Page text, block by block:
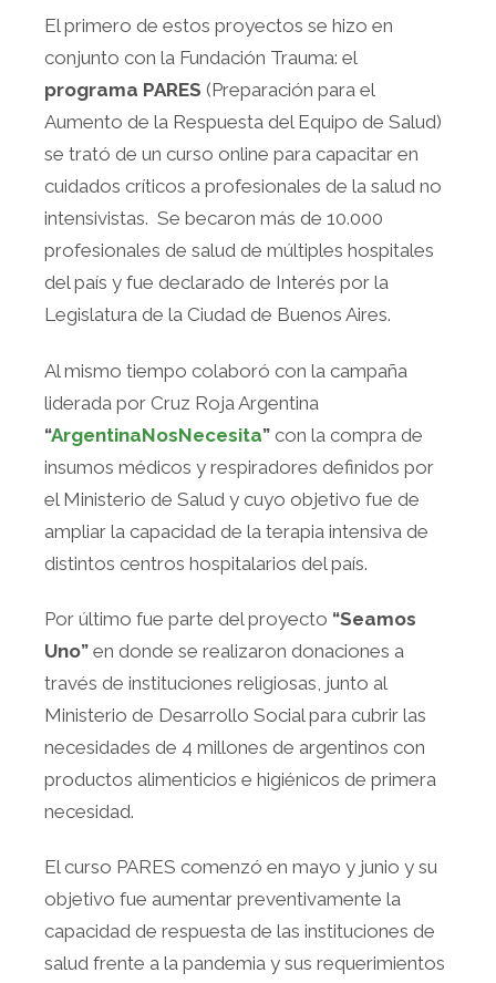
El primero de estos proyectos se hizo en
conjunto con la Fundación Trauma: el
programa PARES (Preparación para el
Aumento de la Respuesta del Equipo de Salud)
se trató de un curso online para capacitar en
cuidados críticos a profesionales de la salud no
intensivistas. Se becaron más de 10.000
profesionales de salud de múltiples hospitales
del país y fue declarado de Interés por la
Legislatura de la Ciudad de Buenos Aires.
Al mismo tiempo colaboró con la campaña
liderada por Cruz Roja Argentina
“ArgentinaNosNecesita”con la compra de
insumos médicos y respiradores definidos por
el Ministerio de Salud y cuyo objetivo fue de
ampliar la capacidad de la terapia intensiva de
distintos centros hospitalarios del país.
Por último fue parte del proyecto “Seamos
Uno”en donde se realizaron donaciones a
través de instituciones religiosas, junto al
Ministerio de Desarrollo Social para cubrir las
necesidades de 4 millones de argentinos con
productos alimenticios e higiénicos de primera
necesidad.
El curso PARES comenzó en mayo y junio y su
objetivo fue aumentar preventivamente la
capacidad de respuesta de las instituciones de
salud frente a la pandemia y sus requerimientos